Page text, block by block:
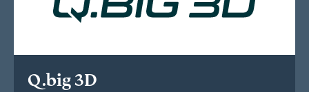
Q.big 3D